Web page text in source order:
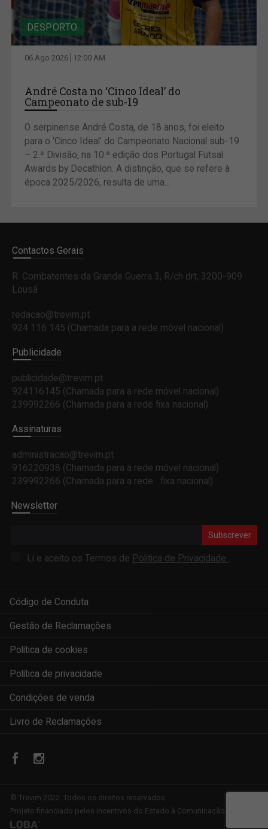
DESPORTO
06 Ago 2026 12:00 AM
André Costa no ‘Cinco Ideal’ do
Campeonato de sub-19
O serpinense André Costa, de 18 anos, foi eleito
para o ‘Cinco Ideal’ do Campeonato Nacional sub-19
– 2.ª Divisão, na 10.ª edição dos Portugal Futsal
Awards by Decathlon. A distinção, que se refere à
época 2025/2026, resulta de uma...
Contactos Gerais
R. Combatentes da Grande Guerra 3, R/ch drt, 3200-909
Lousã
redacao@trevim.pt
924 116 145 (Chamada para a rede móvel nacional)
Publicidade
publicidade@trevim.pt
924116145 (Chamada para a rede móvel nacional)
239992266 (Chamada para a rede fixa nacional)
Assinaturas
administracao@trevim.pt
916220938 (Chamada para a rede móvel nacional)
239992266 (Chamada para a rede fixa nacional)
Newsletter
Subscrever
Li e aceito os Termos de Politica de Privacidade .
Código de Conduta
Gestão de Reclamações
Política de cookies
Política de privacidade
Condições de venda
Livro de Reclamações
© Trevim 2022. Todos os direitos reservados
Projeto financiado pelos incentivos do Estado à Comunicação Social